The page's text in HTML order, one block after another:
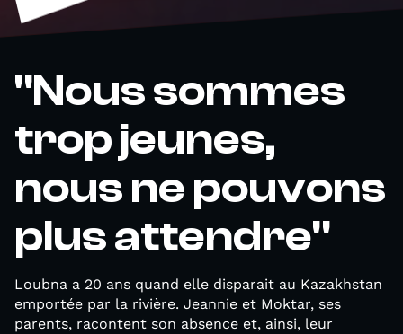
"Nous sommes
trop jeunes,
nous ne pouvons
plus attendre"
Loubna a 20 ans quand elle disparait au Kazakhstan
emportée par la rivière. Jeannie et Moktar, ses
parents, racontent son absence et, ainsi, leur